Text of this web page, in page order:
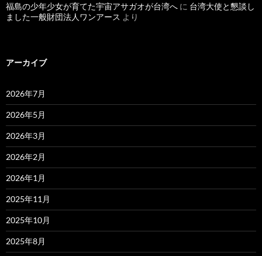
福島の少年少女が育てた宇宙アサガオが台湾へ に 台湾大使と懇談し
ました一般財団法人ワンアース より
アーカイブ
2026年7月
2026年5月
2026年3月
2026年2月
2026年1月
2025年11月
2025年10月
2025年8月